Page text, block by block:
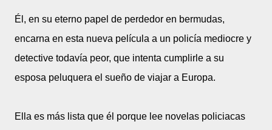
Él, en su eterno papel de perdedor en bermudas,
encarna en esta nueva película a un policía mediocre y
detective todavía peor, que intenta cumplirle a su
esposa peluquera el sueño de viajar a Europa.
Ella es más lista que él porque lee novelas policiacas